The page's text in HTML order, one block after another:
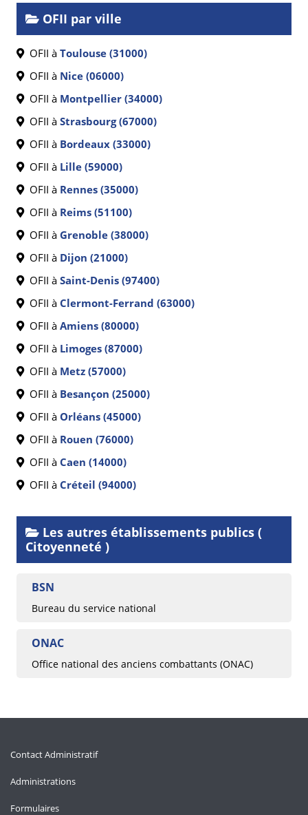
OFII par ville
OFII à Toulouse (31000)
OFII à Nice (06000)
OFII à Montpellier (34000)
OFII à Strasbourg (67000)
OFII à Bordeaux (33000)
OFII à Lille (59000)
OFII à Rennes (35000)
OFII à Reims (51100)
OFII à Grenoble (38000)
OFII à Dijon (21000)
OFII à Saint-Denis (97400)
OFII à Clermont-Ferrand (63000)
OFII à Amiens (80000)
OFII à Limoges (87000)
OFII à Metz (57000)
OFII à Besançon (25000)
OFII à Orléans (45000)
OFII à Rouen (76000)
OFII à Caen (14000)
OFII à Créteil (94000)
Les autres établissements publics (
Citoyenneté )
BSN
Bureau du service national
ONAC
Office national des anciens combattants (ONAC)
Contact Administratif
Administrations
Formulaires